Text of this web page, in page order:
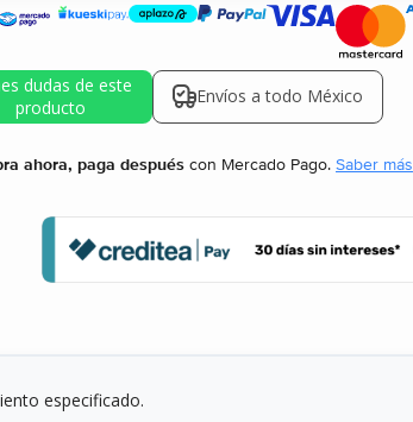
dudas de este
producto
producto
Envíos a todo México
ahora, paga despuéscon Mercado Pago. Saber más
especificado.